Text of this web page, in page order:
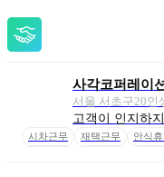
사각코퍼레이션
서울 서초구20인
고객이 인지하
시차근무 재택근무 안식